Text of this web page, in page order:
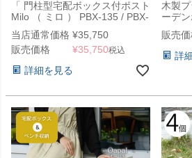
「 門柱型宅配ボックス付ポスト
Milo （ ミロ ） PBX-135 / PBX-
136 」 工事不要な据え置き可能
タイプ
当店通常価格 ¥35,750
販売価格
¥35,750税込
詳細を見る
木製
ーデ
セッ
販売
詳